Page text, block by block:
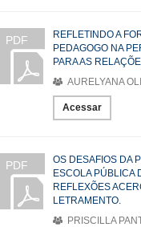
PDF
REFLETINDO A
PEDAGOGO NA
PARA AS
AURELYANA
Acessar
PDF
OS DESAFIOS DA
ESCOLA PÚBLICA
REFLEXÕES
LETRAMENTO.
PRISCILLA